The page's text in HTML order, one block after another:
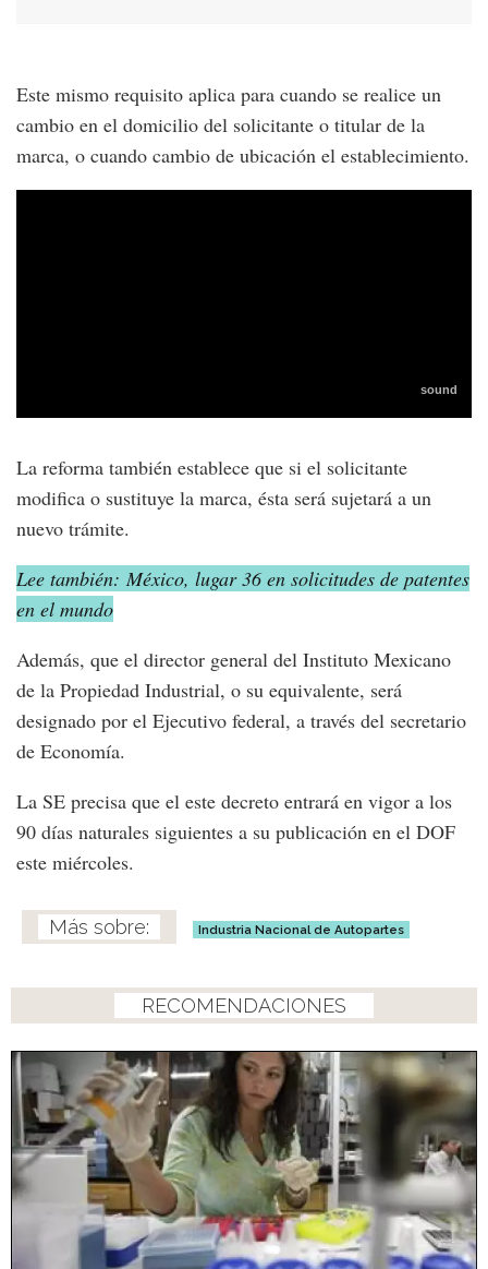
Este mismo requisito aplica para cuando se realice un
cambio en el domicilio del solicitante o titular de la
marca, o cuando cambio de ubicación el establecimiento.
La reforma también establece que si el solicitante
modifica o sustituye la marca, ésta será sujetará a un
nuevo trámite.
Lee también: México, lugar 36 en solicitudes de patentes
en el mundo
Además, que el director general del Instituto Mexicano
de la Propiedad Industrial, o su equivalente, será
designado por el Ejecutivo federal, a través del secretario
de Economía.
La SE precisa que el este decreto entrará en vigor a los
90 días naturales siguientes a su publicación en el DOF
este miércoles.
Industria Nacional de Autopartes
RECOMENDACIONES